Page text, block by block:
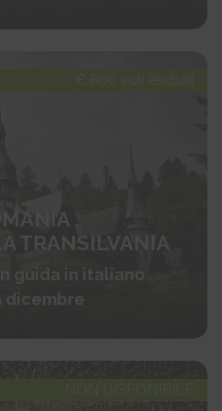
€ 800 voli esclusi
TRANSILVANIA
guida in italiano
dicembre
NON DISPONIBILE